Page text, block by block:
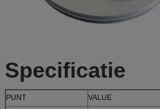
Specificatie
PUNT
VALUE